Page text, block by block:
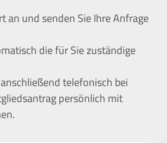
an und senden Sie Ihre Anfrage
die für Sie zuständige
telefonisch bei
persönlich mit